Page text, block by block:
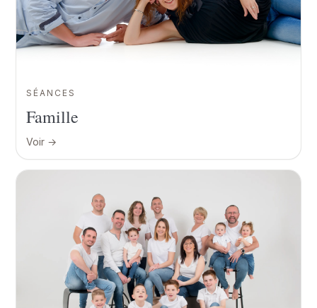
SÉANCES
Famille
Voir →